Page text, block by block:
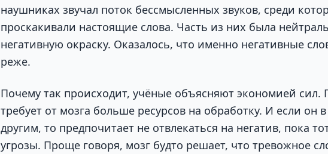
наушниках звучал поток бессмысленных звуков, среди
проскакивали настоящие слова. Часть из них была
негативную окраску. Оказалось, что именно негативные
реже.
Почему так происходит, учёные объясняют экономией
требует от мозга больше ресурсов на обработку. И если он
другим, то предпочитает не отвлекаться на негатив, пока
угрозы. Проще говоря, мозг будто решает, что тревожное